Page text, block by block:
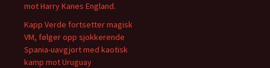
mot Harry Kanes England.
Kapp Verde fortsetter magisk
VM, følger opp sjokkerende
Spania-uavgjort med kaotisk
kamp mot Uruguay